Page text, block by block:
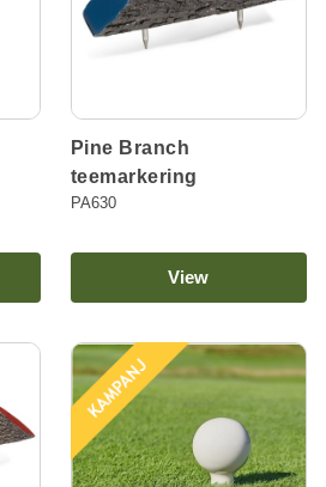
Pine Branch
teemarkering
PA630
View